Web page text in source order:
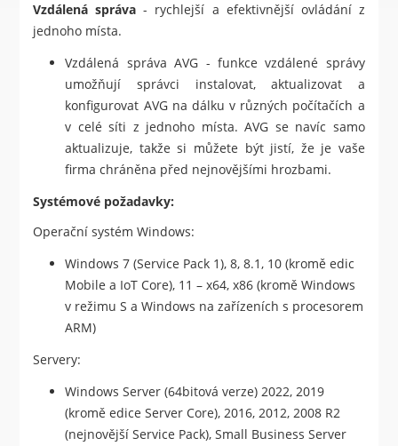
Vzdálená správa - rychlejší a efektivnější ovládání z
jednoho místa.
Vzdálená správa AVG - funkce vzdálené správy
umožňují správci instalovat, aktualizovat a
konfigurovat AVG na dálku v různých počítačích a
v celé síti z jednoho místa. AVG se navíc samo
aktualizuje, takže si můžete být jistí, že je vaše
firma chráněna před nejnovějšími hrozbami.
Systémové požadavky:
Operační systém Windows:
Windows 7 (Service Pack 1), 8, 8.1, 10 (kromě edic
Mobile a IoT Core), 11 – x64, x86 (kromě Windows
v režimu S a Windows na zařízeních s procesorem
ARM)
Servery:
Windows Server (64bitová verze) 2022, 2019
(kromě edice Server Core), 2016, 2012, 2008 R2
(nejnovější Service Pack), Small Business Server